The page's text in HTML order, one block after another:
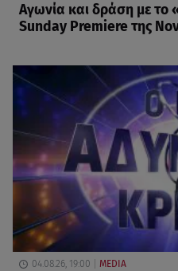
Αγωνία και δράση με το
Sunday Premiere της
04.08.26, 19:00 MEDIA